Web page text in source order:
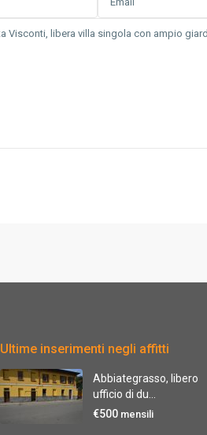
Ultime inserimenti negli affitti
Abbiategrasso, libero
ufficio di du...
€500 mensili